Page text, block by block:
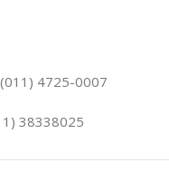
4725-0007
38338025